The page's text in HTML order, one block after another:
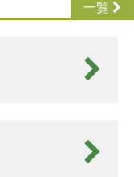
一覧